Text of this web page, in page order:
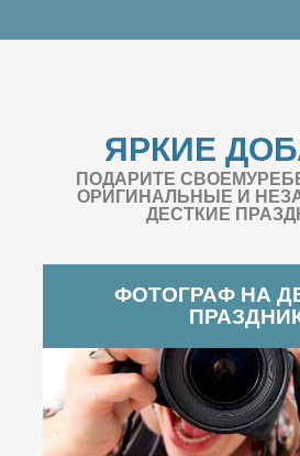
ЯРКИЕ
ПОДАРИТЕ
ОРИГИНАЛЬНЫЕ И
ДЕСТКИЕ
ФОТОГРАФ НА